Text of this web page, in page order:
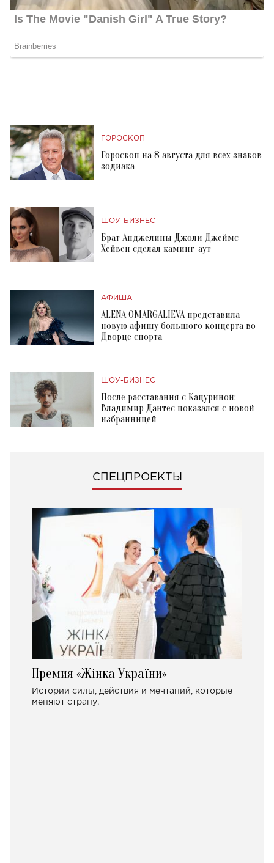
ГОРОСКОП
Гороскоп на 8 августа для всех знаков
зодиака
ШОУ-БИЗНЕС
Брат Анджелины Джоли Джеймс
Хейвен сделал каминг-аут
АФИША
ALENA OMARGALIEVA представила
новую афишу большого концерта во
Дворце спорта
ШОУ-БИЗНЕС
После расставания с Кацуриной:
Владимир Дантес показался с новой
избранницей
СПЕЦПРОЕКТЫ
Премия «Жінка України»
Истории силы, действия и мечтаний, которые
меняют страну.